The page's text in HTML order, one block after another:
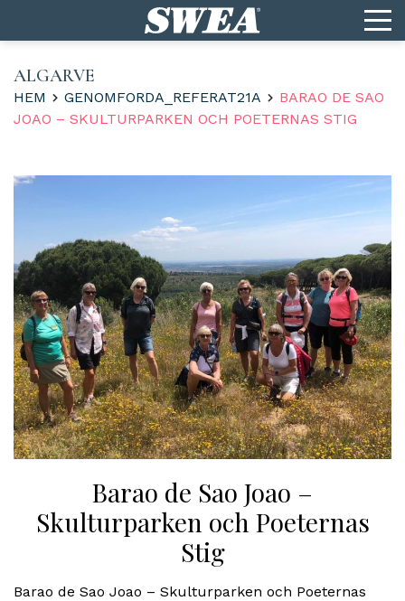
ALGARVE
HEM GENOMFORDA_REFERAT21A
BARAO DE SAO
JOAO – SKULTURPARKEN OCH POETERNAS STIG
Barao de Sao Joao –
Skulturparken och Poeternas
Stig
Barao de Sao Joao – Skulturparken och Poeternas